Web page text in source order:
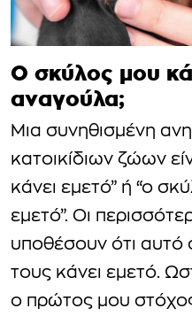
Ο σκύλος μου
αναγούλα;
Μια συνηθισμένη
κατοικίδιων ζώων
κάνει εμετό” ή “ο
εμετό”. Οι
υποθέσουν ότι αυτό
τους κάνει εμετό.
ο πρώτος μου